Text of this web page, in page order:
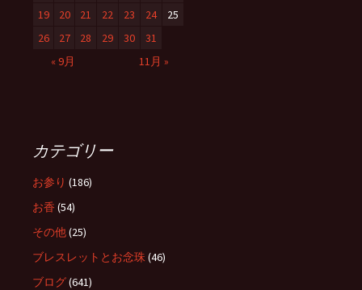
19
20 21 22 23 24
25
26
27 28 29 30
31
« 9月
11月 »
カテゴリー
お参り (186)
お香 (54)
その他(25)
ブレスレットとお念珠(46)
ブログ(641)